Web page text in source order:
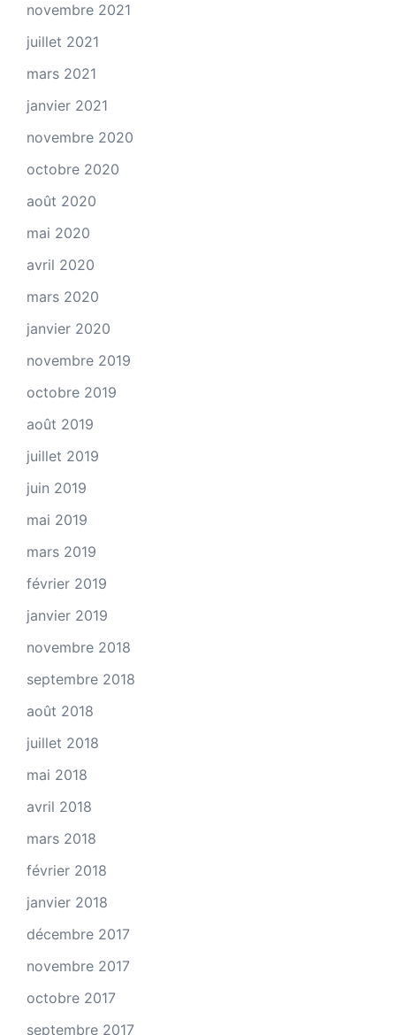
novembre 2021
juillet 2021
mars 2021
janvier 2021
novembre 2020
octobre 2020
août 2020
mai 2020
avril 2020
mars 2020
janvier 2020
novembre 2019
octobre 2019
août 2019
juillet 2019
juin 2019
mai 2019
mars 2019
février 2019
janvier 2019
novembre 2018
septembre 2018
août 2018
juillet 2018
mai 2018
avril 2018
mars 2018
février 2018
janvier 2018
décembre 2017
novembre 2017
octobre 2017
septembre 2017